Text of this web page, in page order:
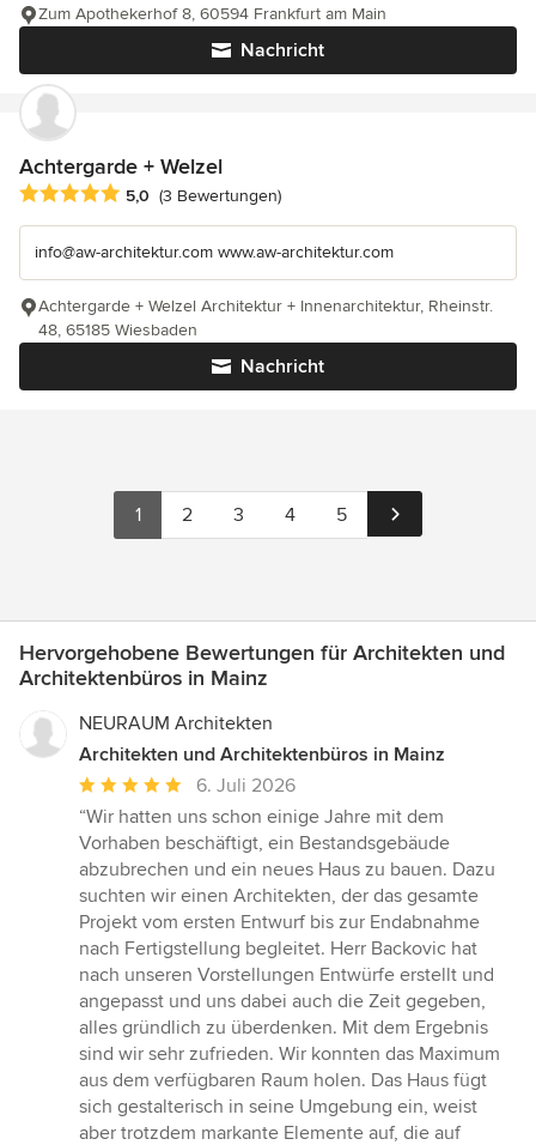
Nachricht
Zum Apothekerhof 8, 60594 Frankfurt am Main
Achtergarde + Welzel
Durchschnittliche Bewertung: 5 von 5 Sternen
5,0 (3 Bewertungen)
info@aw-architektur.com www.aw-architektur.com
Nachricht
Achtergarde + Welzel Architektur + Innenarchitektur, Rheinstr.
48, 65185 Wiesbaden
1 2 3 4 5
Hervorgehobene Bewertungen für Architekten und
Architektenbüros in Mainz
NEURAUM Architekten
Architekten und Architektenbüros in Mainz
Durchschnittliche
Bewertung:
5
von
5
Sternen
6. Juli 2026
“Wir hatten uns schon einige Jahre mit dem
Vorhaben beschäftigt, ein Bestandsgebäude
abzubrechen und ein neues Haus zu bauen. Dazu
suchten wir einen Architekten, der das gesamte
Projekt vom ersten Entwurf bis zur Endabnahme
nach Fertigstellung begleitet. Herr Backovic hat
nach unseren Vorstellungen Entwürfe erstellt und
angepasst und uns dabei auch die Zeit gegeben,
alles gründlich zu überdenken. Mit dem Ergebnis
sind wir sehr zufrieden. Wir konnten das Maximum
aus dem verfügbaren Raum holen. Das Haus fügt
sich gestalterisch in seine Umgebung ein, weist
aber trotzdem markante Elemente auf, die auf